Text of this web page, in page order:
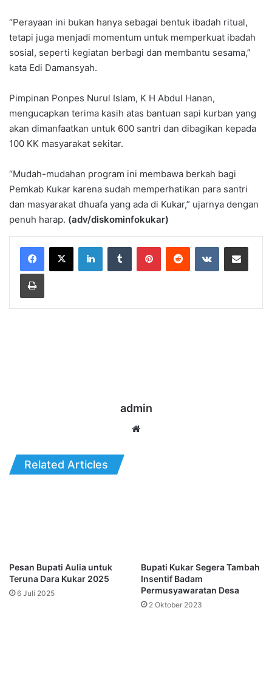
“Perayaan ini bukan hanya sebagai bentuk ibadah ritual,
tetapi juga menjadi momentum untuk memperkuat ibadah
sosial, seperti kegiatan berbagi dan membantu sesama,”
kata Edi Damansyah.
Pimpinan Ponpes Nurul Islam, K H Abdul Hanan,
mengucapkan terima kasih atas bantuan sapi kurban yang
akan dimanfaatkan untuk 600 santri dan dibagikan kepada
100 KK masyarakat sekitar.
“Mudah-mudahan program ini membawa berkah bagi
Pemkab Kukar karena sudah memperhatikan para santri
dan masyarakat dhuafa yang ada di Kukar,” ujarnya dengan
penuh harap. (adv/diskominfokukar)
LinkedInTumblr PinterestReddit VKontakteShare via Email
Print
admin
Related Articles
Pesan Bupati Aulia untuk
Teruna Dara Kukar 2025
6 Juli 2025
Bupati Kukar Segera Tambah
Insentif Badam
Permusyawaratan Desa
2 Oktober 2023